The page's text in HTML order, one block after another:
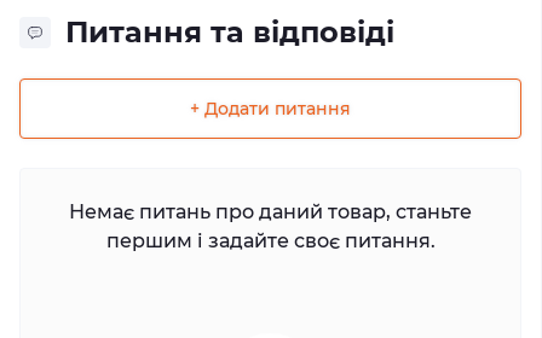
Питання та відповіді
+ Додати питання
Немає питань про даний товар, станьте
першим і задайте своє питання.